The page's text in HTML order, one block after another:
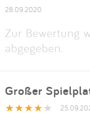
28.09.2020
Zur Bewertung
abgegeben.
Großer